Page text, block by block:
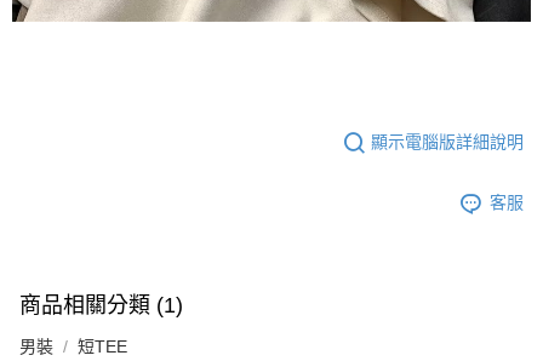
顯示電腦版詳細說明
客服
商品相關分類 (1)
男裝 短TEE